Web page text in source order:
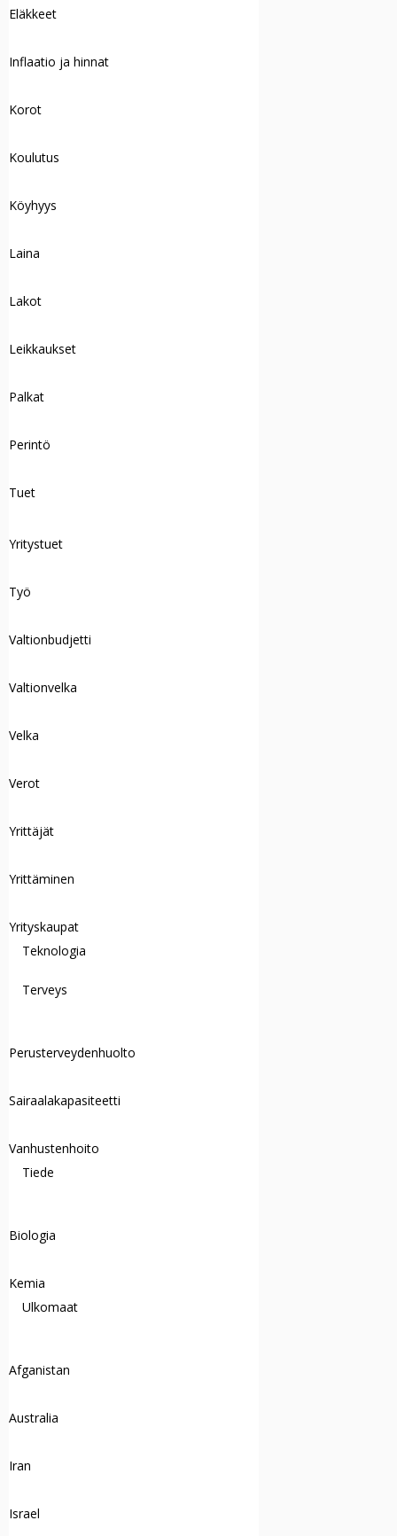
Eläkkeet
Inflaatio ja hinnat
Korot
Koulutus
Köyhyys
Laina
Lakot
Leikkaukset
Palkat
Perintö
Tuet
Yritystuet
Työ
Valtionbudjetti
Valtionvelka
Velka
Verot
Yrittäjät
Yrittäminen
Yrityskaupat
Teknologia
Terveys
Perusterveydenhuolto
Sairaalakapasiteetti
Vanhustenhoito
Tiede
Biologia
Kemia
Ulkomaat
Afganistan
Australia
Iran
Israel